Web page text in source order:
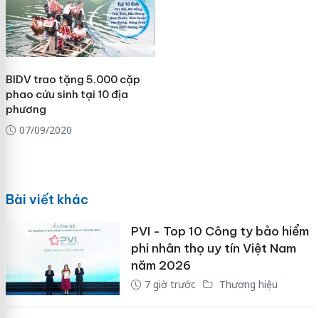
BIDV trao tặng 5.000 cặp
phao cứu sinh tại 10 địa
phương
07/09/2020
Bài viết khác
PVI - Top 10 Công ty bảo hiểm
phi nhân thọ uy tín Việt Nam
năm 2026
7 giờ trước Thương hiệu